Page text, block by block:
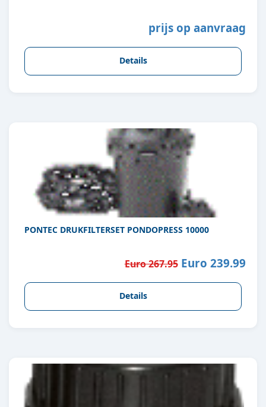
prijs op aanvraag
Details
PONTEC DRUKFILTERSET PONDOPRESS 10000
Euro 267.95Euro 239.99
Details